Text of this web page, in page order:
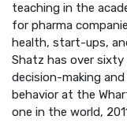
teaching in the
for pharma
health, start-ups,
Shatz has over sixty
decision-making
behavior at the
one in the world,